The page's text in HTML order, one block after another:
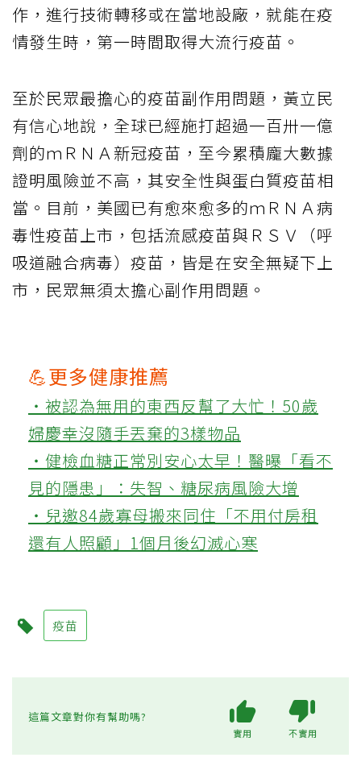
作，進行技術轉移或在當地設廠，就能在疫
情發生時，第一時間取得大流行疫苗。
至於民眾最擔心的疫苗副作用問題，黃立民
有信心地說，全球已經施打超過一百卅一億
劑的ｍＲＮＡ新冠疫苗，至今累積龐大數據
證明風險並不高，其安全性與蛋白質疫苗相
當。目前，美國已有愈來愈多的ｍＲＮＡ病
毒性疫苗上市，包括流感疫苗與ＲＳＶ（呼
吸道融合病毒）疫苗，皆是在安全無疑下上
市，民眾無須太擔心副作用問題。
💪更多健康推薦
‧被認為無用的東西反幫了大忙！50歲
婦慶幸沒隨手丟棄的3樣物品
‧健檢血糖正常別安心太早！醫曝「看不
見的隱患」：失智、糖尿病風險大增
‧兒邀84歲寡母搬來同住「不用付房租
還有人照顧」1個月後幻滅心寒
疫苗
這篇文章對你有幫助嗎?
實用 不實用